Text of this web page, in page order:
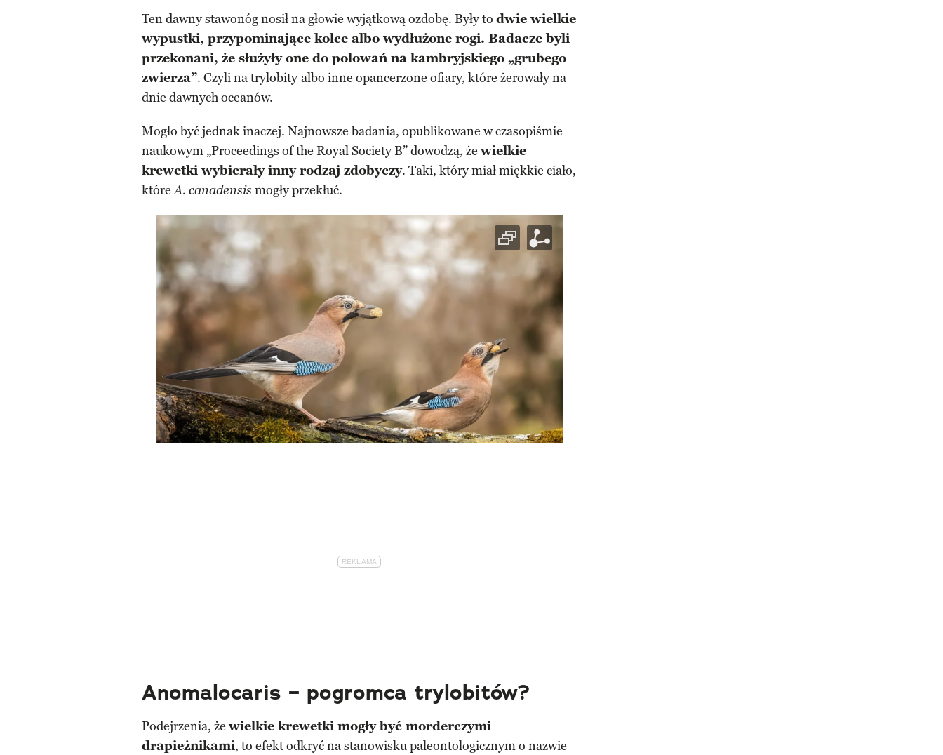
Ten dawny stawonóg nosił na głowie wyjątkową ozdobę. Były to dwie wielkie
wypustki, przypominające kolce albo wydłużone rogi. Badacze byli
przekonani, że służyły one do polowań na kambryjskiego „grubego
zwierza”. Czyli natrylobity albo inne opancerzone ofiary, które żerowały na
dnie dawnych oceanów.
Mogło być jednak inaczej. Najnowsze badania, opublikowane w czasopiśmie
naukowym „Proceedings of the Royal Society B” dowodzą, że wielkie
krewetki wybierały inny rodzaj zdobyczy. Taki, który miał miękkie ciało,
któreA. canadensismogły przekłuć.
Anomalocaris – pogromca trylobitów?
Podejrzenia, że wielkie krewetki mogły być morderczymi
drapieżnikami, to efekt odkryć na stanowisku paleontologicznym o nazwie